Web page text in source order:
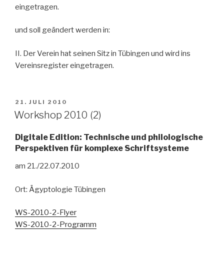
eingetragen.
und soll geändert werden in:
II. Der Verein hat seinen Sitz in Tübingen und wird ins
Vereinsregister eingetragen.
VERÖFFENTLICHT
AM
21. JULI 2010
Workshop 2010 (2)
Digitale Edition: Technische und philologische
Perspektiven für komplexe Schriftsysteme
am 21./22.07.2010
Ort: Ägyptologie Tübingen
WS-2010-2-Flyer
WS-2010-2-Programm